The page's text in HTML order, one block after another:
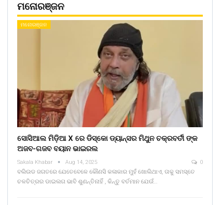
ମନୋରଞ୍ଜନ
ମନୋରଞ୍ଜନ
ସୋସିଆଲ ମିଡ଼ିଆ X ରେ ଡିସ୍କୋ ଡ୍ୟାନ୍ସର ମିଥୁନ ଚକ୍ରବର୍ତୀ ଙ୍କ
ଅଜବ-ଗଜବ ବୟାନ ଭାଇରଲ
Sakala Khabar Aug 14, 2025 0
ବଲିଉଡ ଜଗତରେ ଯେତେବେଳେ କୌଣସି କଳାକାର ମୁହଁ ଖୋଲିଥାଏ, ତାକୁ ସମସ୍ତେ
ଚଳଚିତ୍ରର ଡାଇଲଗ ଭାବି ଶୁଣନ୍ତିନାହିଁ , କିନ୍ତୁ ବର୍ତମାନ ଯେଉଁ…